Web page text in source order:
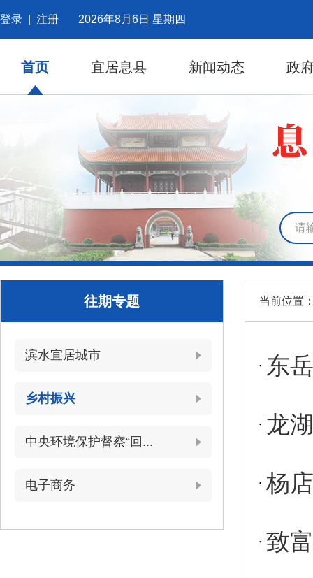
登录 注册 2026年8月6日 星期四
首页 宜居息县 新闻动态 政
往期专题
滨水宜居城市
乡村振兴
中央环境保护督察“回...
电子商务
当前位置
东
龙
杨
致